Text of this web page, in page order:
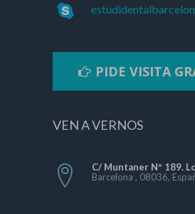
PIDE VISITA
VEN A VERNOS
C/ Muntaner Nº 189.
Barcelona , 08036,